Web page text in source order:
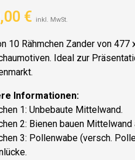
€ inkl. MwSt.
10 Rähmchen Zander von
Ideal zur
Informationen:
1: Unbebaute Mittelwand.
2: Bienen bauen Mittelwand
3: Pollenwabe (versch.